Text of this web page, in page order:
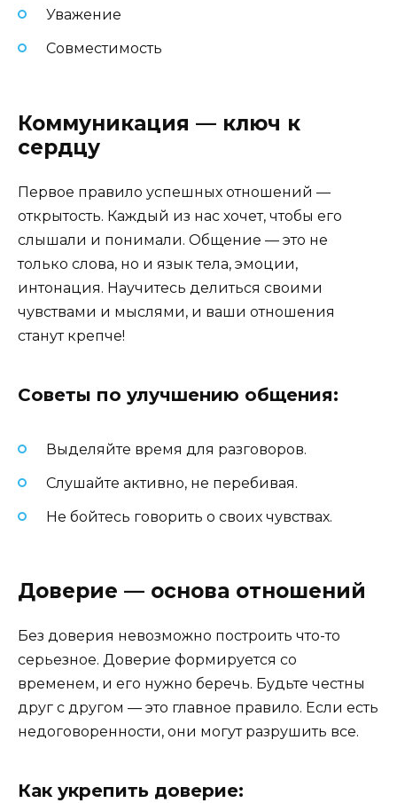
Уважение
Совместимость
Коммуникация — ключ к
сердцу
Первое правило успешных отношений —
открытость. Каждый из нас хочет, чтобы его
слышали и понимали. Общение — это не
только слова, но и язык тела, эмоции,
интонация. Научитесь делиться своими
чувствами и мыслями, и ваши отношения
станут крепче!
Советы по улучшению общения:
Выделяйте время для разговоров.
Слушайте активно, не перебивая.
Не бойтесь говорить о своих чувствах.
Доверие — основа отношений
Без доверия невозможно построить что-то
серьезное. Доверие формируется со
временем, и его нужно беречь. Будьте честны
друг с другом — это главное правило. Если есть
недоговоренности, они могут разрушить все.
Как укрепить доверие: